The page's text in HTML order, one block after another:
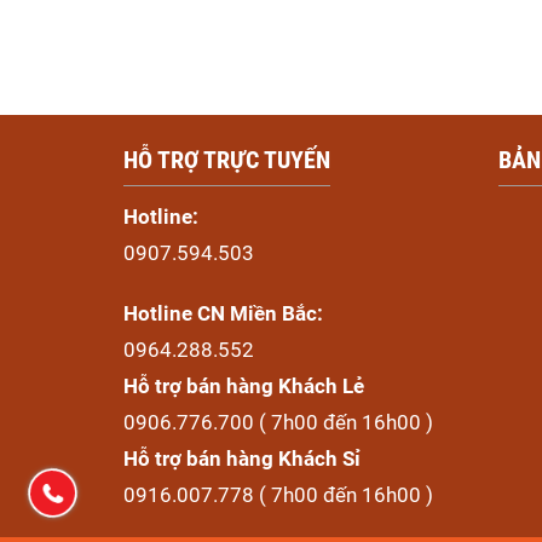
HỖ TRỢ TRỰC TUYẾN
Hotline:
0907.594.503
Hotline CN Miền Bắc:
0964.288.552
Hỗ trợ bán hàng Khách Lẻ
0906.776.700 ( 7h00 đến 16h00 )
Hỗ trợ bán hàng Khách Sỉ
0916.007.778 ( 7h00 đến 16h00 )